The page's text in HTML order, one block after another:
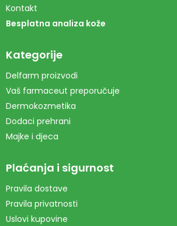
Kontakt
Besplatna analiza kože
Kategorije
Delfarm proizvodi
Vaš farmaceut preporučuje
Dermokozmetika
Dodaci prehrani
Majke i djeca
Plaćanja i sigurnost
Pravila dostave
Pravila privatnosti
Uslovi kupovine